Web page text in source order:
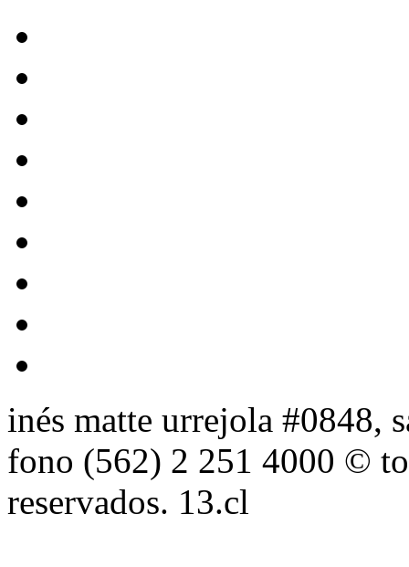
inés matte urrejola #0848,
fono (562) 2 251 4000 ©
reservados. 13.cl